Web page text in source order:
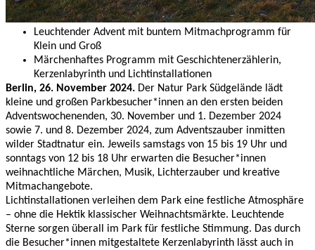
Leuchtender Advent mit buntem Mitmachprogramm für
Klein und Groß
Märchenhaftes Programm mit Geschichtenerzählerin,
Kerzenlabyrinth und Lichtinstallationen
Berlin, 26. November 2024. Der Natur Park Südgelände lädt
kleine und großen Parkbesucher*innen an den ersten beiden
Adventswochenenden, 30. November und 1. Dezember 2024
sowie 7. und 8. Dezember 2024, zum Adventszauber inmitten
wilder Stadtnatur ein. Jeweils samstags von 15 bis 19 Uhr und
sonntags von 12 bis 18 Uhr erwarten die Besucher*innen
weihnachtliche Märchen, Musik, Lichterzauber und kreative
Mitmachangebote.
Lichtinstallationen verleihen dem Park eine festliche Atmosphäre
– ohne die Hektik klassischer Weihnachtsmärkte. Leuchtende
Sterne sorgen überall im Park für festliche Stimmung. Das durch
die Besucher*innen mitgestaltete Kerzenlabyrinth lässt auch in